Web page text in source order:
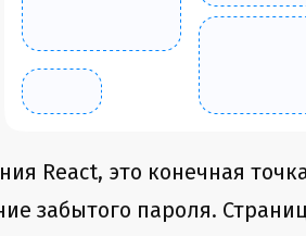
React, это конечная
забытого пароля.